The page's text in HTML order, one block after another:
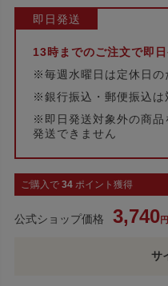
即日発送
13時までのご注文で即
※毎週水曜日は定休日の
※銀行振込・郵便振込は
※即日発送対象外の商品
発送できません
ご購入で 34 ポイント獲得
公式ショップ価格 3,740